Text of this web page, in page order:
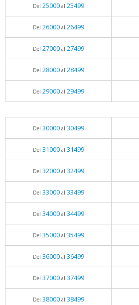
Del 25000al 25499
Del 26000al 26499
Del 27000al 27499
Del 28000al 28499
Del 29000al 29499
Del 30000al 30499
Del 31000al 31499
Del 32000al 32499
Del 33000al 33499
Del 34000al 34499
Del 35000al 35499
Del 36000al 36499
Del 37000al 37499
Del 38000al 38499